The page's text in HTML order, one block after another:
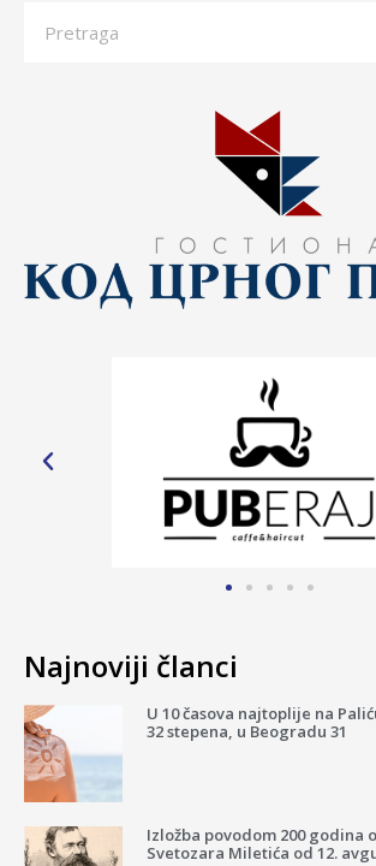
Najnoviji članci
U 10 časova najtoplije na
32 stepena, u Beogradu 31
Izložba povodom 200 godina
Svetozara Miletića od 12.